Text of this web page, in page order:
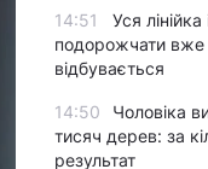
14:51
Уся
подорожчати вже
відбувається
14:50
Чоловіка
тисяч дерев: за
результат